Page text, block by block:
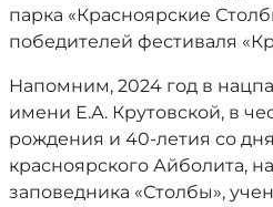
парка «Красноярские
победителей фестиваля
Напомним, 2024 год в
имени Е.А. Крутовской, в
рождения и 40-летия со
красноярского Айболита,
заповедника «Столбы»,